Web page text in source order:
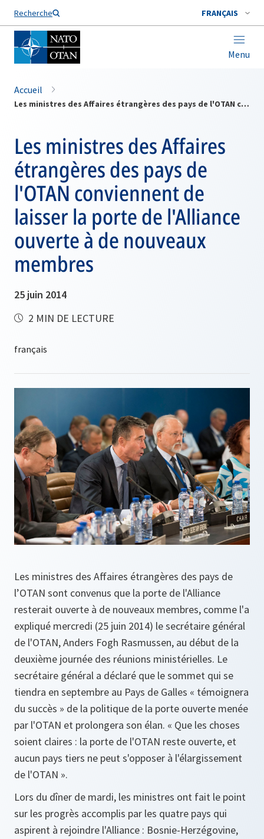
Recherche FRANÇAIS
Menu
Nom de famille*
Accueil
Les ministres des Affaires étrangères des pays de l'OTAN conviennent de laisser la porte de l'Alliance ouverte à de nouveaux membres
Les ministres des Affaires
étrangères des pays de
l'OTAN conviennent de
laisser la porte de l'Alliance
ouverte à de nouveaux
membres
25 juin 2014
2 MIN DE LECTURE
Les ministres des Affaires étrangères des pays de
l’OTAN sont convenus que la porte de l'Alliance
resterait ouverte à de nouveaux membres, comme l'a
expliqué mercredi (25 juin 2014) le secrétaire général
de l'OTAN, Anders Fogh Rasmussen, au début de la
deuxième journée des réunions ministérielles. Le
secrétaire général a déclaré que le sommet qui se
tiendra en septembre au Pays de Galles « témoignera
du succès » de la politique de la porte ouverte menée
par l'OTAN et prolongera son élan. « Que les choses
soient claires : la porte de l'OTAN reste ouverte, et
aucun pays tiers ne peut s'opposer à l'élargissement
de l'OTAN ».
Lors du dîner de mardi, les ministres ont fait le point
sur les progrès accomplis par les quatre pays qui
aspirent à rejoindre l'Alliance : Bosnie-Herzégovine,